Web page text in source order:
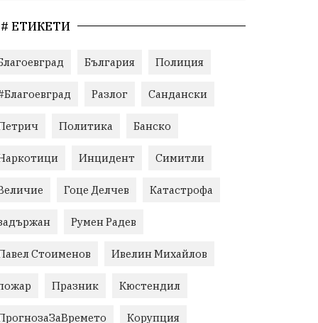
# ЕТИКЕТИ
България Полиция
Разлог Сандански
Политика Банско
Инцидент Симитли
Гоце Делчев Катастрофа
Румен Радев
Стоименов Ивелин Михайлов
Празник Кюстендил
Корупция